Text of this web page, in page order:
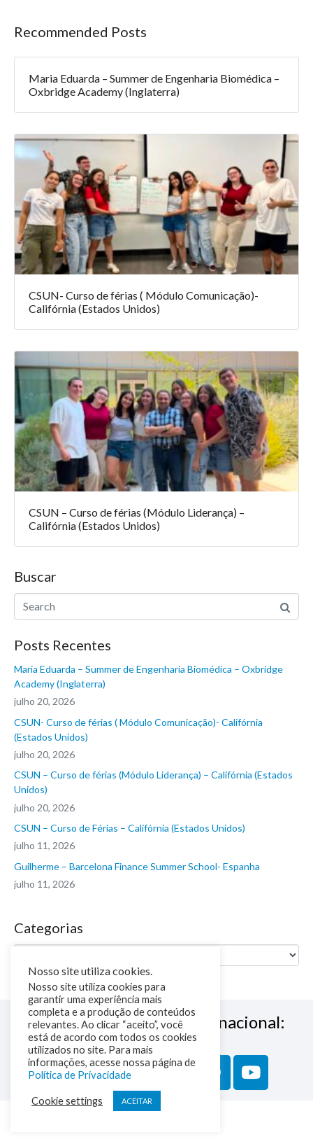
Recommended Posts
Maria Eduarda – Summer de Engenharia Biomédica –
Oxbridge Academy (Inglaterra)
CSUN- Curso de férias ( Módulo Comunicação)-
Califórnia (Estados Unidos)
CSUN – Curso de férias (Módulo Liderança) –
Califórnia (Estados Unidos)
Buscar
Posts Recentes
Maria Eduarda – Summer de Engenharia Biomédica – Oxbridge
Academy (Inglaterra)
julho 20, 2026
CSUN- Curso de férias ( Módulo Comunicação)- Califórnia
(Estados Unidos)
julho 20, 2026
CSUN – Curso de férias (Módulo Liderança) – Califórnia (Estados
Unidos)
julho 20, 2026
CSUN – Curso de Férias – Califórnia (Estados Unidos)
julho 11, 2026
Guilherme – Barcelona Finance Summer School- Espanha
julho 11, 2026
Categorias
Siga a NM Educação Internacional:
Política de Privacidade
Nosso site utiliza cookies.
Nosso site utiliza cookies para
garantir uma experiência mais
completa e a produção de conteúdos
relevantes. Ao clicar “aceito”, você
está de acordo com todos os cookies
utilizados no site. Para mais
informações, acesse nossa página de
Política de Privacidade
Cookie settings ACEITAR